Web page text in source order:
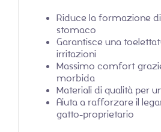
Riduce la formazione
stomaco
Garantisce una
irritazioni
Massimo comfort
morbida
Materiali di qualità per
Aiuta a rafforzare il
gatto-proprietario